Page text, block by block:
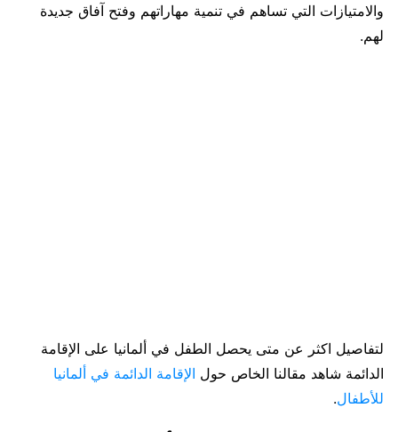
والامتيازات التي تساهم في تنمية مهاراتهم وفتح آفاق جديدة
لهم.
لتفاصيل اكثر عن متى يحصل الطفل في ألمانيا على الإقامة
الدائمة شاهد مقالنا الخاص حول الإقامة الدائمة في ألمانيا
للأطفال.